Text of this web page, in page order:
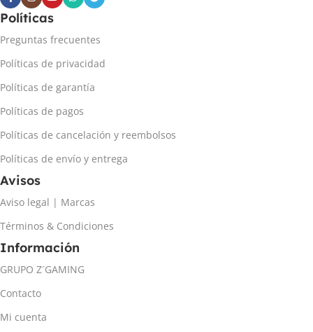
Políticas
Preguntas frecuentes
Políticas de privacidad
Políticas de garantía
Políticas de pagos
Políticas de cancelación y reembolsos
Políticas de envío y entrega
Avisos
Aviso legal | Marcas
Términos & Condiciones
Información
GRUPO Z´GAMING
Contacto
Mi cuenta